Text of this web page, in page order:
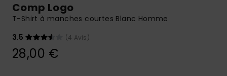
plus rapide
à votre
Démarrer
Comp Logo
T-Shirt à manches courtes Blanc Homme
3.5
(4 Avis)
28,00 €